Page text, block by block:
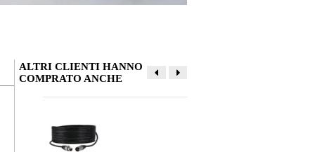
ALTRI CLIENTI HANNO
COMPRATO ANCHE